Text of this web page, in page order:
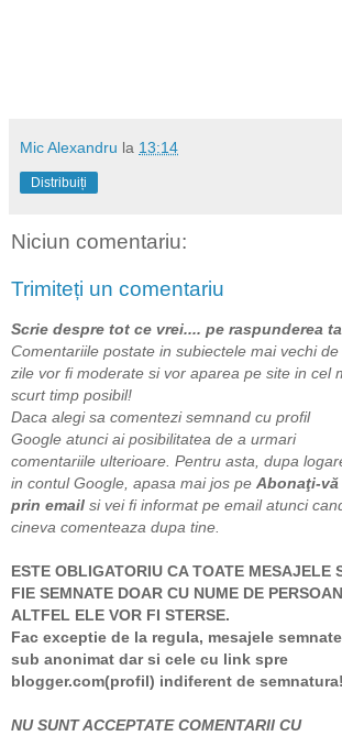
Mic Alexandru la 13:14
Distribuiți
Niciun comentariu:
Trimiteți un comentariu
Scrie despre tot ce vrei.... pe raspunderea
Comentariile postate in subiectele mai vechi de
zile vor fi moderate si vor aparea pe site in cel
scurt timp posibil!
Daca alegi sa comentezi semnand cu profil
Google atunci ai posibilitatea de a urmari
comentariile ulterioare. Pentru asta, dupa
in contul Google, apasa mai jos pe Abonaţi-vă
prin email si vei fi informat pe email atunci
cineva comenteaza dupa tine.
ESTE OBLIGATORIU CA TOATE MESAJELE
FIE SEMNATE DOAR CU NUME DE
ALTFEL ELE VOR FI STERSE.
Fac exceptie de la regula, mesajele semnate
sub anonimat dar si cele cu link spre
blogger.com(profil) indiferent de semnatura!
NU SUNT ACCEPTATE COMENTARII CU